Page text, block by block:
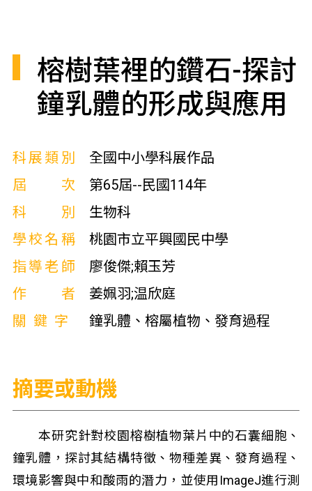
榕樹葉裡的鑽石-探討
鐘乳體的形成與應用
科展類別
全國中小學科展作品
屆次
第65屆--民國114年
科別
生物科
學校名稱
桃園市立平興國民中學
指導老師
廖俊傑;賴玉芳
作者
姜姵羽;温欣庭
關鍵字
鐘乳體、榕屬植物、發育過程
摘要或動機
本研究針對校園榕樹植物葉片中的石囊細胞、
鐘乳體，探討其結構特徵、物種差異、發育過程、
環境影響與中和酸雨的潛力，並使用ImageJ進行測